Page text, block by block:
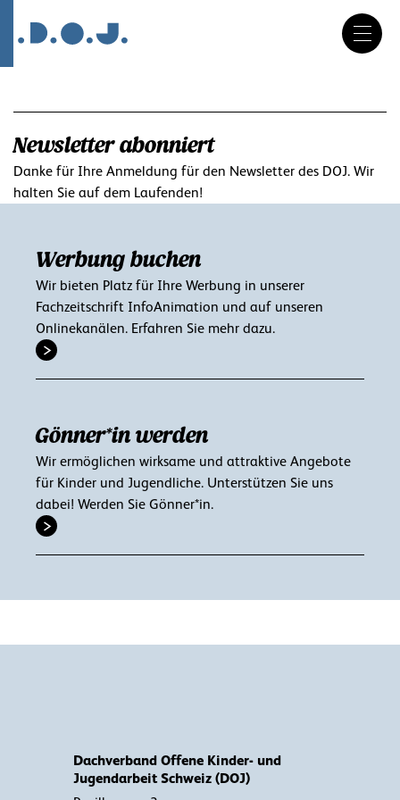
überspringen
Newsletter abonniert
Danke für Ihre Anmeldung für den Newsletter des DOJ. Wir
halten Sie auf dem Laufenden!
Werbung buchen
Wir bieten Platz für Ihre Werbung in unserer
Fachzeitschrift InfoAnimation und auf unseren
Onlinekanälen. Erfahren Sie mehr dazu.
Gönner*in werden
Wir ermöglichen wirksame und attraktive Angebote
für Kinder und Jugendliche. Unterstützen Sie uns
dabei! Werden Sie Gönner*in.
Dachverband Offene Kinder- und
Jugendarbeit Schweiz (DOJ)